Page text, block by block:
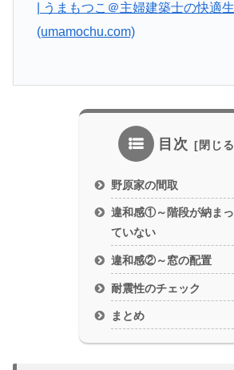
| うまもつこ＠主婦建築士の快適
(umamochu.com)
目次
野原家の間取
違和感①～階段が納まっ
ていない
違和感②～窓の配置
耐震性のチェック
まとめ